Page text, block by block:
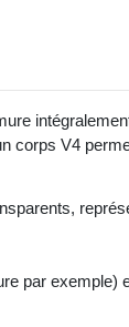
corps V4
par exemple)